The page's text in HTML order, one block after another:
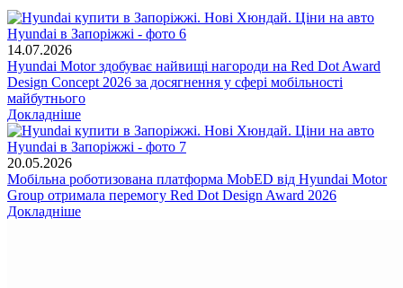
14.07.2026
Hyundai Motor здобуває найвищі нагороди на Red Dot Award
Design Concept 2026 за досягнення у сфері мобільності
майбутнього
Докладніше
20.05.2026
Мобільна роботизована платформа MobED від Hyundai Motor
Group отримала перемогу Red Dot Design Award 2026
Докладніше